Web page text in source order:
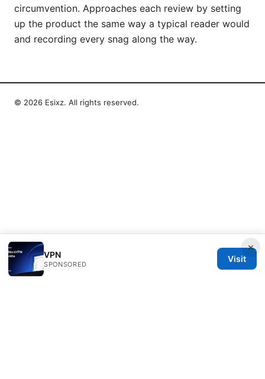
circumvention. Approaches each review by setting
up the product the same way a typical reader would
and recording every snag along the way.
×
VPN
SPONSORED
Visit
© 2026 Esixz. All rights reserved.